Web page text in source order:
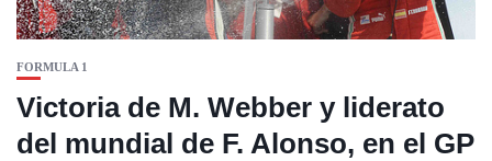
FORMULA 1
Victoria de M. Webber y liderato
del mundial de F. Alonso, en el GP